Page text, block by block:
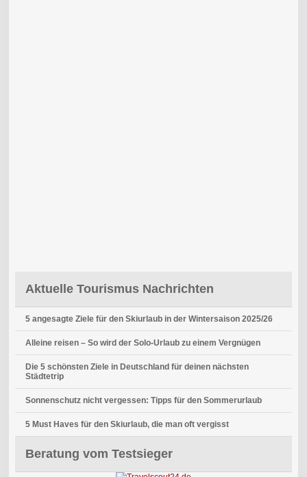
Aktuelle Tourismus Nachrichten
5 angesagte Ziele für den Skiurlaub in der Wintersaison 2025/26
Alleine reisen – So wird der Solo-Urlaub zu einem Vergnügen
Die 5 schönsten Ziele in Deutschland für deinen nächsten
Städtetrip
Sonnenschutz nicht vergessen: Tipps für den Sommerurlaub
5 Must Haves für den Skiurlaub, die man oft vergisst
Beratung vom Testsieger